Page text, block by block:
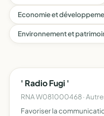
Economie et
Environnement et
' Radio Fugi '
RNA W081000468 ·
Favoriser la